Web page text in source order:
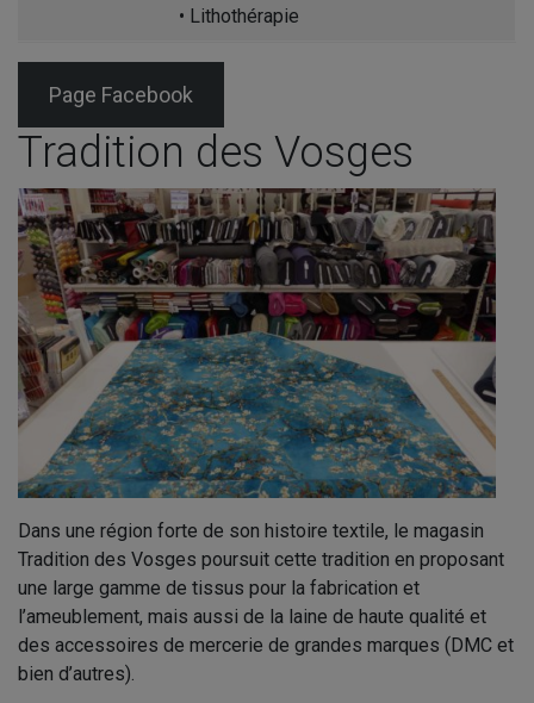
• Lithothérapie
Page Facebook
Tradition des Vosges
Dans une région forte de son histoire textile, le magasin
Tradition des Vosges poursuit cette tradition en proposant
une large gamme de tissus pour la fabrication et
l’ameublement, mais aussi de la laine de haute qualité et
des accessoires de mercerie de grandes marques (DMC et
bien d’autres).